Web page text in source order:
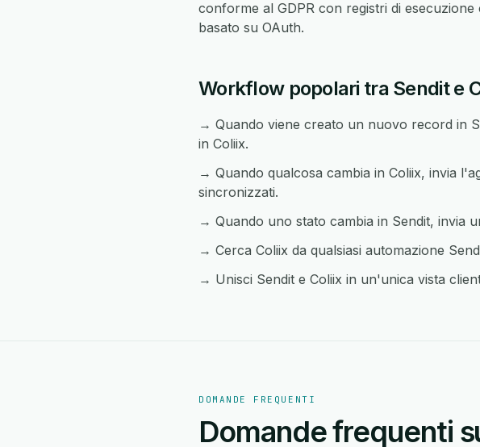
conforme al GDPR con registri di
basato su OAuth.
Workflow popolari tra Sendit e
→ Quando viene creato un nuovo record in
in Coliix.
→ Quando qualcosa cambia in Coliix, invia
sincronizzati.
→ Quando uno stato cambia in Sendit, invia
→ Cerca Coliix da qualsiasi automazione
→ Unisci Sendit e Coliix in un'unica vista
DOMANDE FREQUENTI
Domande frequenti